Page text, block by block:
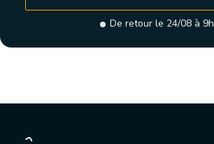
De retour le 24/08 à 9h